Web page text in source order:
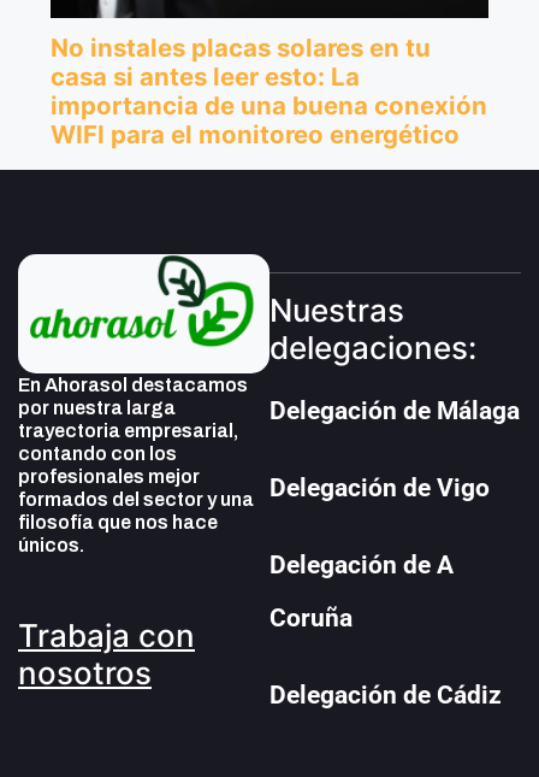
En Ahorasol destacamos
por nuestra larga
trayectoria empresarial,
contando con los
profesionales mejor
formados del sector y una
filosofía que nos hace
únicos.
Trabaja con
nosotros
Nuestras
delegaciones:
Delegación de Málaga
Delegación de Vigo
Delegación de A
Coruña
Delegación de Cádiz